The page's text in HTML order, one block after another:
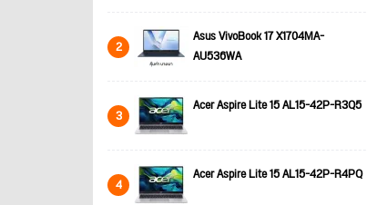
2
Asus VivoBook 17 X1704MA-
AU536WA
3 Acer Aspire Lite 15 AL15-42P-R3Q5
4 Acer Aspire Lite 15 AL15-42P-R4PQ